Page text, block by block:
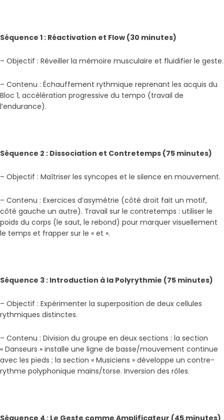
Séquence 1 : Réactivation et Flow (30 minutes)
– Objectif : Réveiller la mémoire musculaire et fluidifier le geste.
– Contenu : Échauffement rythmique reprenant les acquis du
Bloc 1, accélération progressive du tempo (travail de
l’endurance).
Séquence 2 : Dissociation et Contretemps (75 minutes)
– Objectif : Maîtriser les syncopes et le silence en mouvement.
– Contenu : Exercices d’asymétrie (côté droit fait un motif,
côté gauche un autre). Travail sur le contretemps : utiliser le
poids du corps (le saut, le rebond) pour marquer visuellement
le temps et frapper sur le « et ».
Séquence 3 : Introduction à la Polyrythmie (75 minutes)
– Objectif : Expérimenter la superposition de deux cellules
rythmiques distinctes.
– Contenu : Division du groupe en deux sections : la section
« Danseurs » installe une ligne de basse/mouvement continue
avec les pieds ; la section « Musiciens » développe un contre-
rythme polyphonique mains/torse. Inversion des rôles.
Séquence 4 : Le Geste comme Amplificateur (45 minutes)